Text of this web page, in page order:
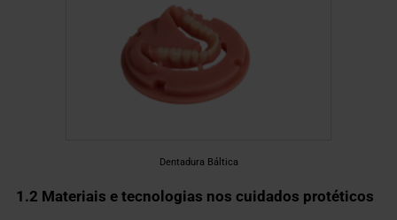
Dentadura Báltica
1.2 Materiais e tecnologias nos cuidados protéticos